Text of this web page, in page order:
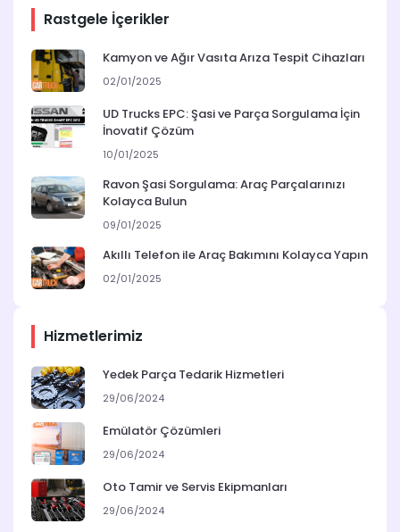
Rastgele İçerikler
Kamyon ve Ağır Vasıta Arıza Tespit Cihazları
02/01/2025
UD Trucks EPC: Şasi ve Parça Sorgulama İçin
İnovatif Çözüm
10/01/2025
Ravon Şasi Sorgulama: Araç Parçalarınızı
Kolayca Bulun
09/01/2025
Akıllı Telefon ile Araç Bakımını Kolayca Yapın
02/01/2025
Hizmetlerimiz
Yedek Parça Tedarik Hizmetleri
29/06/2024
Emülatör Çözümleri
29/06/2024
Oto Tamir ve Servis Ekipmanları
29/06/2024